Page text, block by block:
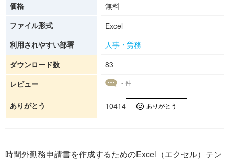
価格
無料
ファイル形式
Excel
利用されやすい部署
人事・労務
ダウンロード数
83
レビュー
- 件
ありがとう 10414 ありがとう
時間外勤務申請書を作成するためのExcel（エクセル）テン